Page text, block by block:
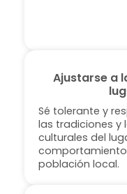
Ajustarse a
Sé tolerante y
las tradiciones y
culturales del
población local.